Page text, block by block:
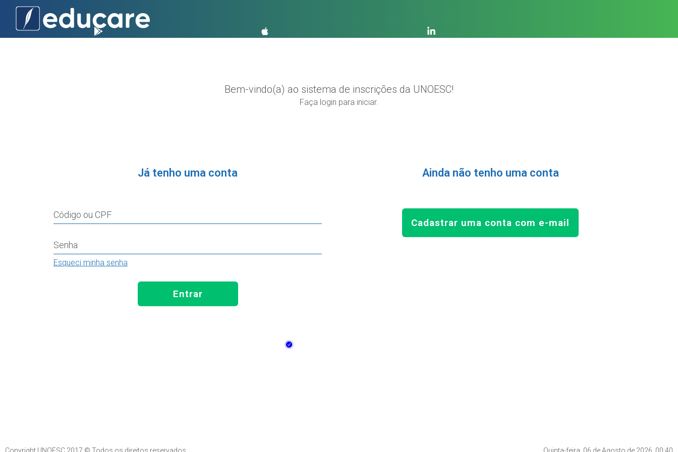
Bem-vindo(a) ao sistema de inscrições da UNOESC!
Faça login para iniciar.
Já tenho uma conta
Código ou CPF
Senha
Esqueci minha senha
Entrar
Ainda não tenho uma conta
Cadastrar uma conta com e-mail